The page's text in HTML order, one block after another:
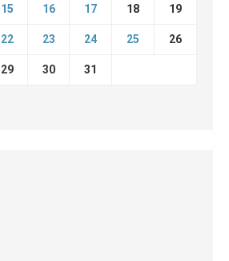
15 16 17 18 19
22 23 24 25 26
29 30 31